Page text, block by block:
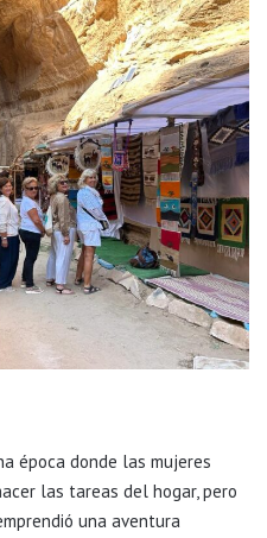
época donde las mujeres
las tareas del hogar, pero
una aventura